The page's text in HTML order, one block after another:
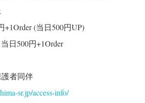
(当日500円UP)
日500円+1Order
者同伴
sr.jp/access-info/